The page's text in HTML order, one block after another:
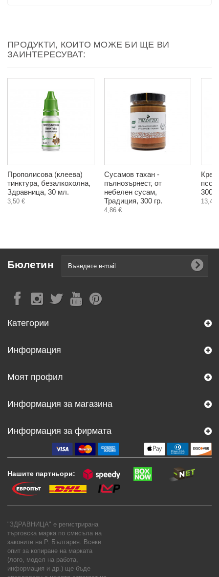
ПРОДУКТИ, КОИТО МОЖЕ БИ ЩЕ ВИ
ЗАИНТЕРЕСУВАТ:
Прополисова (клеева)
тинктура, безалкохолна,
Здравница, 30 мл.
3,50 €
Сусамов тахан -
пълнозърнест, от
небелен сусам,
Традиция, 300 гр.
4,86 €
300
13,40
Бюлетин
Категории
Информация
Моят профил
Информация за магазина
Информация за фирмата
Нашите партньори:
"ЗДРАВНИЦА" е регистрирана
търговска марка по смисъла на
законите на Р. България. Всеки
опит за копиране на марката
(лого, модел на работа,
информация и др.) ще бъде